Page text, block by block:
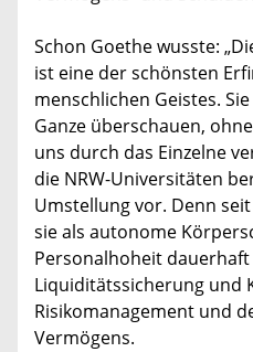
Schon Goethe wusste:
ist eine der schönsten
menschlichen Geistes.
Ganze überschauen,
uns durch das Einzelne
die NRW-Universitäten
Umstellung vor. Denn
sie als autonome
Personalhoheit
Liquiditätssicherung und
Risikomanagement und
Vermögens.